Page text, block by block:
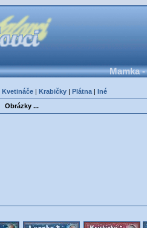
Mamka
Kvetináče| Krabičky| Plátna| Iné
Obrázky ...